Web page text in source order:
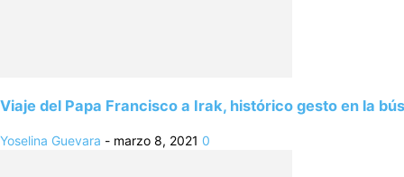
Viaje del Papa Francisco a Irak, histórico gesto en la
Yoselina Guevara - marzo 8, 2021 0